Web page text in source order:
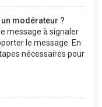
modérateur ?
message à signaler
le message. En
nécessaires pour